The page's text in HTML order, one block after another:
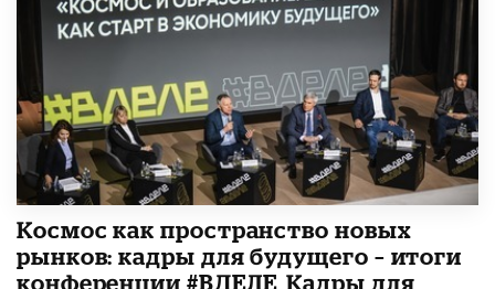
Космос как пространство новых
рынков: кадры для будущего – итоги
конференции #ВДЕЛЕ_Кадры для